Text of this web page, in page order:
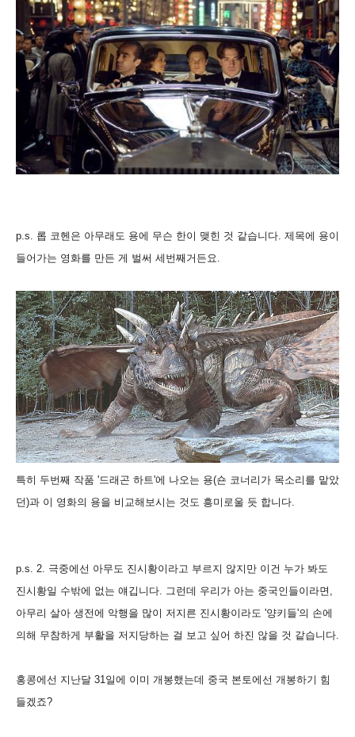
p.s. 롭 코헨은 아무래도 용에 무슨 한이 맺힌 것 같습니다. 제목에 용이
들어가는 영화를 만든 게 벌써 세번째거든요.
특히 두번째 작품 '드래곤 하트'에 나오는 용(숀 코너리가 목소리를 맡았
던)과 이 영화의 용을 비교해보시는 것도 흥미로울 듯 합니다.
p.s. 2. 극중에선 아무도 진시황이라고 부르지 않지만 이건 누가 봐도
진시황일 수밖에 없는 얘깁니다. 그런데 우리가 아는 중국인들이라면,
아무리 살아 생전에 악행을 많이 저지른 진시황이라도 '양키들'의 손에
의해 무참하게 부활을 저지당하는 걸 보고 싶어 하진 않을 것 같습니다.
홍콩에선 지난달 31일에 이미 개봉했는데 중국 본토에선 개봉하기 힘
들겠죠?